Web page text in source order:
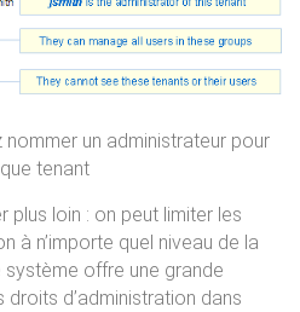
un administrateur pour
tenant
plus loin : on peut limiter les
à n’importe quel niveau de la
système offre une grande
d’administration dans